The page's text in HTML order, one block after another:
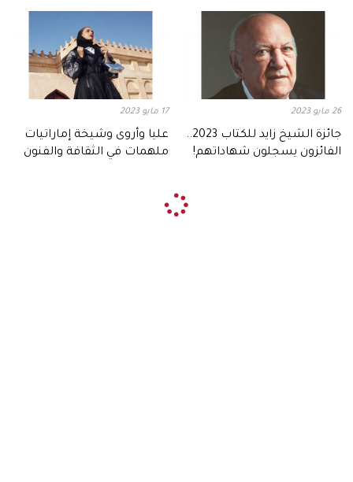
26 مايو 2023
جائزة الشيخ زايد للكتاب 2023..
الفائزون يسجلون شهاداتهم!
17 مايو 2023
عليا وأروى وشيخة إماراتيات
ملهمات في الثقافة والفنون